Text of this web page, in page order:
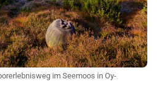
im Seemoos in Oy-